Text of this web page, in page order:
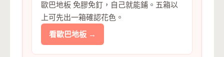
歐巴地板 免膠免釘，自己就能鋪。五箱以
上可先出一箱確認花色。
看歐巴地板 →